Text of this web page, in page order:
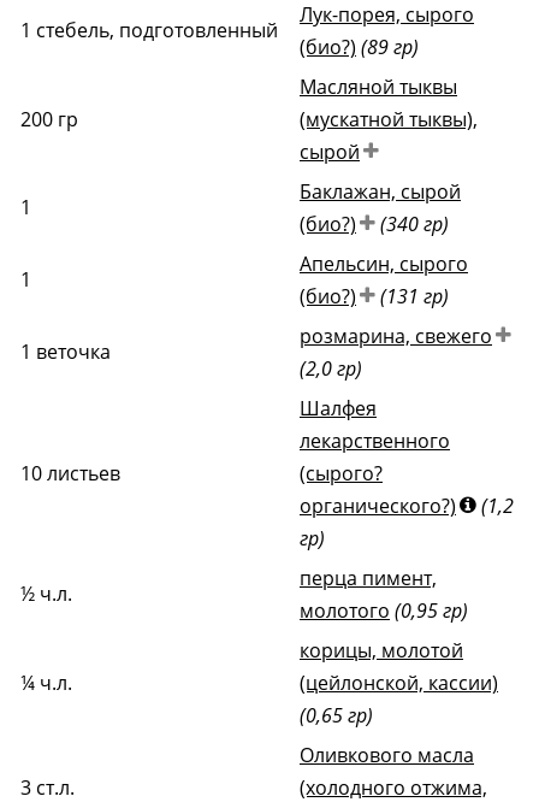
1 стебель, подготовленный
Лук-порея, сырого
(био?) (89 гр)
200 гр
Масляной тыквы
(мускатной тыквы),
сырой
1
Баклажан, сырой
(био?)
(340 гр)
1
Апельсин, сырого
(био?)
(131 гр)
1 веточка
розмарина, свежего
(2,0 гр)
10листьев
Шалфея
лекарственного
(сырого?
органического?)
(1,2
гр)
½ ч.л.
перца пимент,
молотого (0,95 гр)
¼ ч.л.
корицы, молотой
(цейлонской, кассии)
(0,65 гр)
3 ст.л.
Оливкового масла
(холодного отжима,